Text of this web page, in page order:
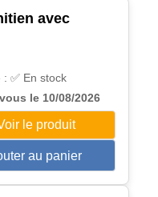
avec
: ✅ En stock
le 10/08/2026
le produit
au panier